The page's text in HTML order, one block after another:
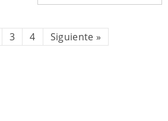
3 4 Siguiente »